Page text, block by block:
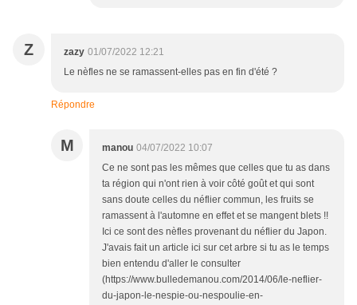
Z zazy 01/07/2022 12:21
Le nèfles ne se ramassent-elles pas en fin d'été ?
Répondre
M manou 04/07/2022 10:07
Ce ne sont pas les mêmes que celles que tu as dans
ta région qui n'ont rien à voir côté goût et qui sont
sans doute celles du néflier commun, les fruits se
ramassent à l'automne en effet et se mangent blets !!
Ici ce sont des nèfles provenant du néflier du Japon.
J'avais fait un article ici sur cet arbre si tu as le temps
bien entendu d'aller le consulter
(https://www.bulledemanou.com/2014/06/le-neflier-
du-japon-le-nespie-ou-nespoulie-en-